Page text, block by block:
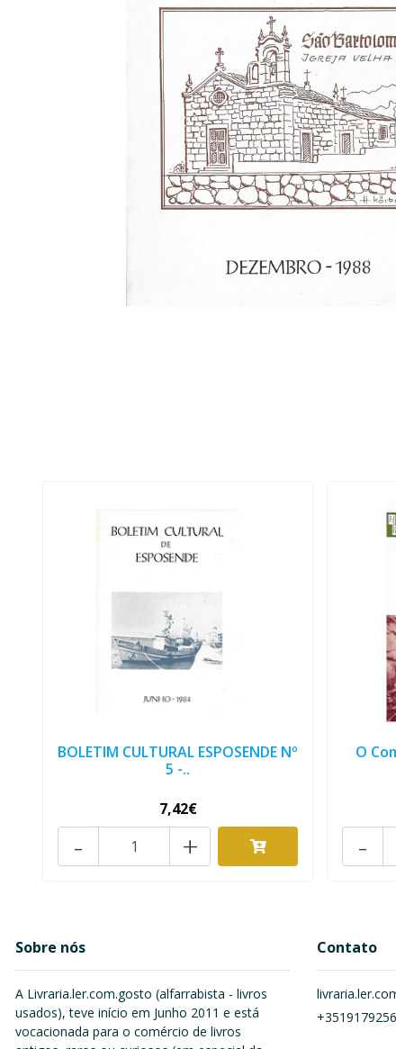
BOLETIM CULTURAL ESPOSENDE Nº
5 -..
7,42€
+
-
O
-
Sobre nós
A Livraria.ler.com.gosto (alfarrabista - livros
usados), teve início em Junho 2011 e está
vocacionada para o comércio de livros
Contato